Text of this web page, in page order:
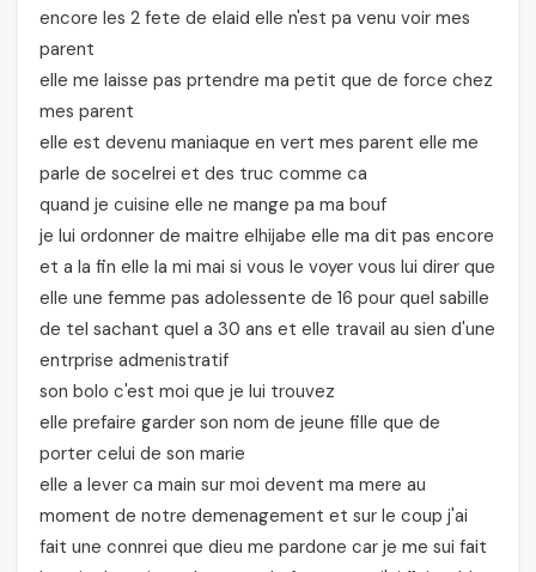
encore les 2 fete de elaid elle n'est pa venu voir mes
parent
elle me laisse pas prtendre ma petit que de force chez
mes parent
elle est devenu maniaque en vert mes parent elle me
parle de socelrei et des truc comme ca
quand je cuisine elle ne mange pa ma bouf
je lui ordonner de maitre elhijabe elle ma dit pas encore
et a la fin elle la mi mai si vous le voyer vous lui direr que
elle une femme pas adolessente de 16 pour quel sabille
de tel sachant quel a 30 ans et elle travail au sien d'une
entrprise admenistratif
son bolo c'est moi que je lui trouvez
elle prefaire garder son nom de jeune fille que de
porter celui de son marie
elle a lever ca main sur moi devent ma mere au
moment de notre demenagement et sur le coup j'ai
fait une connrei que dieu me pardone car je me sui fait